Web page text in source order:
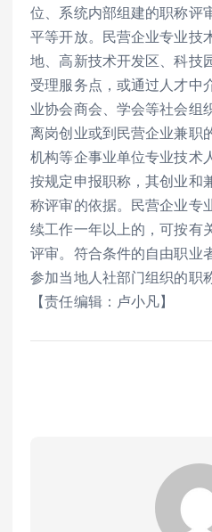
位、系统内部组建的职称评
平等开放。民营企业专业技
地、高新技术开发区、科技
受理服务点，或通过人才中
业协会商会、学会等社会组
离岗创业或到民营企业兼职
机构等企事业单位专业技术
按规定申报职称，其创业和
称评审的依据。民营企业专
续工作一年以上的，可按有
评审。符合条件的自由职业
参加当地人社部门组织的职
【责任编辑：卢小凡】